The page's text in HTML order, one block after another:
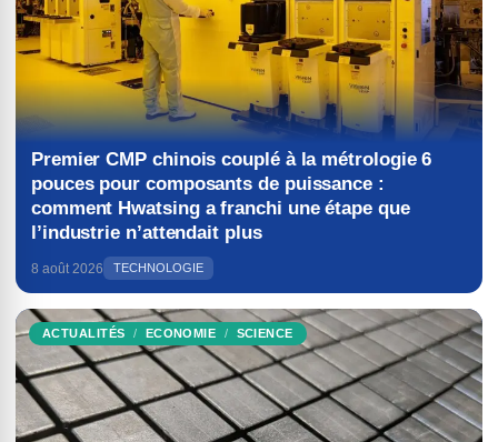
Premier CMP chinois couplé à la métrologie 6
pouces pour composants de puissance :
comment Hwatsing a franchi une étape que
l’industrie n’attendait plus
8 août 2026 TECHNOLOGIE
ACTUALITÉS ECONOMIE SCIENCE